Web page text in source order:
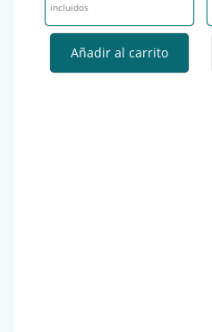
incluidos
Añadir al carrito